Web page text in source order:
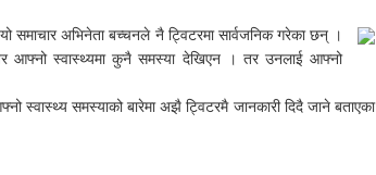
समाचार अभिनेता बच्चनले नै ट्विटरमा सार्वजनिक गरेका छन् ।
आफ्नो स्वास्थ्यमा कुनै समस्या देखिएन । तर उनलाई आफ्नो
स्वास्थ्य समस्याको बारेमा अझै ट्विटरमै जानकारी दिदै जाने बताएका